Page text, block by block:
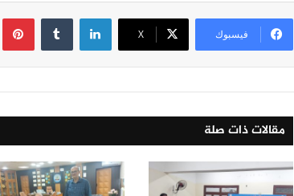
فيسبوك ‫X
لينكدإن
مقالات ذات صلة